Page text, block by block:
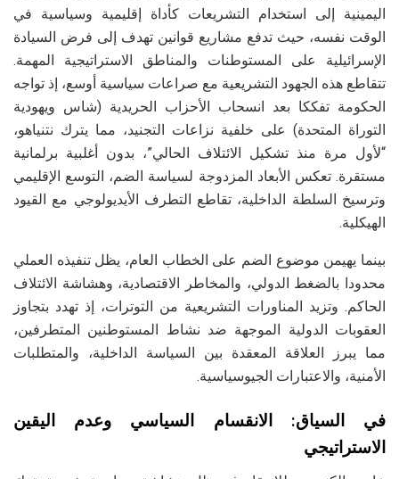
اليمينية إلى استخدام التشريعات كأداة إقليمية وسياسية في
الوقت نفسه، حيث تدفع مشاريع قوانين تهدف إلى فرض السيادة
الإسرائيلية على المستوطنات والمناطق الاستراتيجية المهمة.
تتقاطع هذه الجهود التشريعية مع صراعات سياسية أوسع، إذ تواجه
الحكومة تفككا بعد انسحاب الأحزاب الحريدية (شاس ويهودية
التوراة المتحدة) على خلفية نزاعات التجنيد، مما يترك نتنياهو،
“لأول مرة منذ تشكيل الائتلاف الحالي”، بدون أغلبية برلمانية
مستقرة. تعكس الأبعاد المزدوجة لسياسة الضم، التوسع الإقليمي
وترسيخ السلطة الداخلية، تقاطع التطرف الأيديولوجي مع القيود
الهيكلية.
بينما يهيمن موضوع الضم على الخطاب العام، يظل تنفيذه العملي
محدودا بالضغط الدولي، والمخاطر الاقتصادية، وهشاشة الائتلاف
الحاكم. وتزيد المناورات التشريعية من التوترات، إذ تهدد بتجاوز
العقوبات الدولية الموجهة ضد نشاط المستوطنين المتطرفين،
مما يبرز العلاقة المعقدة بين السياسة الداخلية، والمتطلبات
الأمنية، والاعتبارات الجيوسياسية.
في السياق: الانقسام السياسي وعدم اليقين
الاستراتيجي